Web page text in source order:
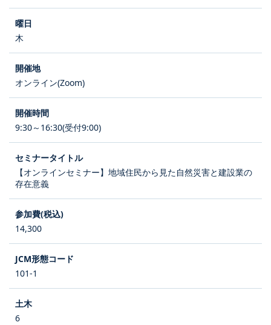
木
オンライン(Zoom)
9:30～16:30(受付9:00)
【オンラインセミナー】地域住民から見た自然災害と建設業の
存在意義
14,300
101-1
6